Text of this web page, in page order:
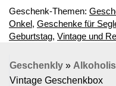
Geschenk-Themen:
Onkel, Geschenke für
Geburtstag, Vintage und
Geschenkly »
Vintage Geschenkbox